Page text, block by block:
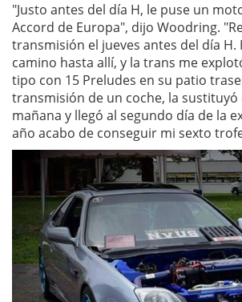
"Justo antes del día H, le puse un
Accord de Europa", dijo Woodring.
transmisión el jueves antes del día H.
camino hasta allí, y la trans me
tipo con 15 Preludes en su patio
transmisión de un coche, la sustituyó
mañana y llegó al segundo día de la
año acabo de conseguir mi sexto